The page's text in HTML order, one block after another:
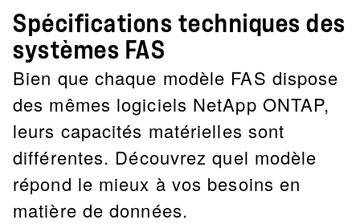
Spécifications techniques des
systèmes FAS
Bien que chaque modèle FAS dispose
des mêmes logiciels NetApp ONTAP,
leurs capacités matérielles sont
différentes. Découvrez quel modèle
répond le mieux à vos besoins en
matière de données.